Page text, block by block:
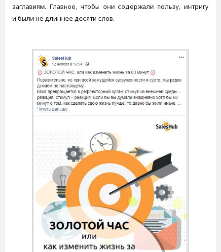
заглавиям. Главное, чтобы они содержали пользу, интригу
и были не длиннее десяти слов.